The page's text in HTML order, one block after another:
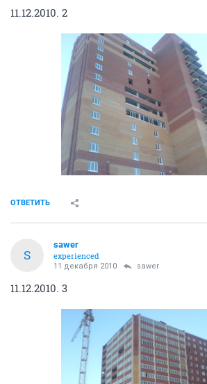
11.12.2010. 2
ОТВЕТИТЬ
S
sawer
experienced
11 декабря 2010 sawer
11.12.2010. 3